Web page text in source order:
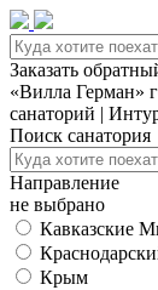
Заказать
«Вилла Герман»
санаторий |
Поиск санатория
Направление
не выбрано
Кавказские
Крым